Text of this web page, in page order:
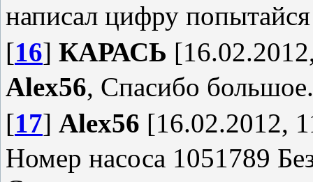
написал цифру
[16] КАРАСЬ
Alex56, Спасибо большое.
[17] Alex56 [16.02.2012,
Номер насоса 1051789